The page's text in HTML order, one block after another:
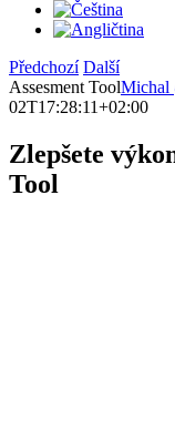
Předchozí Další
Assesment ToolMichal
02T17:28:11+02:00
Zlepšete
Tool